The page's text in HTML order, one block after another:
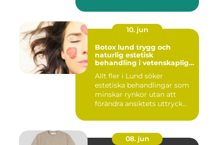
10. jun
Botox lund trygg och
naturlig estetisk
behandling i vetenskaplig
Allt fler i Lund söker
estetiska behandlingar som
minskar rynkor utan att
förändra ansiktets uttryck...
08. jun